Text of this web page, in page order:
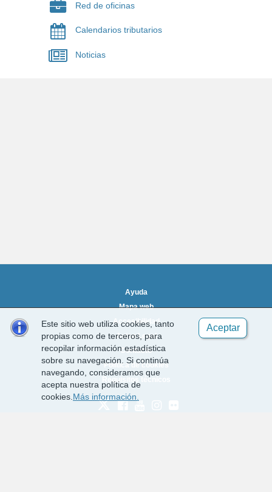
Red de oficinas
Calendarios tributarios
Noticias
Aceptar
Este sitio web utiliza cookies, tanto
propias como de terceros, para
recopilar información estadística
sobre su navegación. Si continúa
navegando, consideramos que
acepta nuestra política de
cookies. Más información.
Ayuda
Mapa web
Accesibilidad
Aviso Legal
Contacto
Política de cookies
Requisitos técnicos